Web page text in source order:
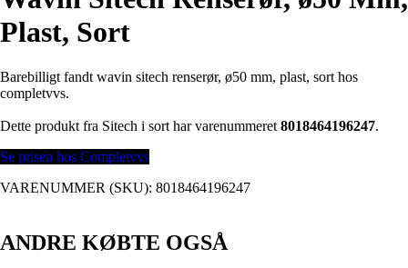
Plast, Sort
Barebilligt fandt wavin sitech renserør, ø50 mm, plast, sort hos
completvvs.
Dette produkt fra Sitech i sort har varenummeret 8018464196247.
Se prisen hos Completvvs
VARENUMMER (SKU): 8018464196247
ANDRE KØBTE OGSÅ